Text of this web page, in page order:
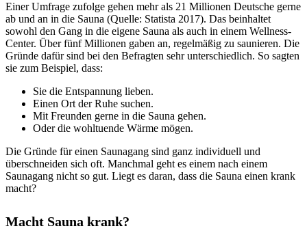
Einer Umfrage zufolge gehen mehr als 21 Millionen Deutsche gerne
ab und an in die Sauna (Quelle: Statista 2017). Das beinhaltet
sowohl den Gang in die eigene Sauna als auch in einem Wellness-
Center. Über fünf Millionen gaben an, regelmäßig zu saunieren. Die
Gründe dafür sind bei den Befragten sehr unterschiedlich. So sagten
sie zum Beispiel, dass:
Sie die Entspannung lieben.
Einen Ort der Ruhe suchen.
Mit Freunden gerne in die Sauna gehen.
Oder die wohltuende Wärme mögen.
Die Gründe für einen Saunagang sind ganz individuell und
überschneiden sich oft. Manchmal geht es einem nach einem
Saunagang nicht so gut. Liegt es daran, dass die Sauna einen krank
macht?
Macht Sauna krank?